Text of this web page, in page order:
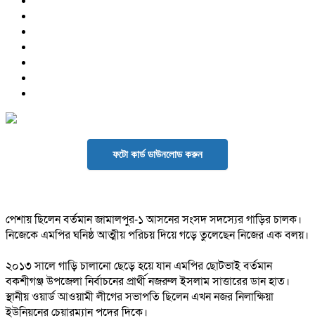
ফটো কার্ড ডাউনলোড করুন
পেশায় ছিলেন বর্তমান জামালপুর-১ আসনের সংসদ সদস্যের গাড়ির চালক।
নিজেকে এমপির ঘনিষ্ঠ আত্মীয় পরিচয় দিয়ে গড়ে তুলেছেন নিজের এক বলয়।
২০১৩ সালে গাড়ি চালানো ছেড়ে হয়ে যান এমপির ছোটভাই বর্তমান
বকশীগঞ্জ উপজেলা নির্বাচনের প্রার্থী নজরুল ইসলাম সাত্তারের ডান হাত।
স্থানীয় ওয়ার্ড আওয়ামী লীগের সভাপতি ছিলেন এখন নজর নিলাক্ষিয়া
ইউনিয়নের চেয়ারম্যান পদের দিকে।